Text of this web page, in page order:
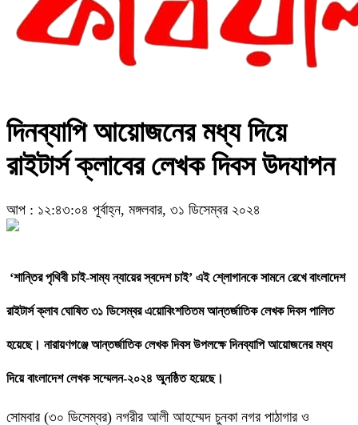
দিনব্যাপি আয়োজনের মধ্য দিয়ে
রাইটার্স ক্লাবের লেখক দিবস উদযাপন
আপ : ১২:৪৩:০৪ পূর্বাহ্ন, মঙ্গলবার, ৩১ ডিসেম্বর ২০২৪
‘শান্তির পৃথিবী চাই-সাম্য ন্যায়ের স্বদেশ চাই’ এই শ্লোগানকে সামনে রেখে বাংলাদেশ
রাইটার্স ক্লাব ঘোষিত ৩১ ডিসেম্বর এয়োবিংশতিতম আন্তর্জাতিক লেখক দিবস পালিত
হয়েছে। নারায়ণগঞ্জে আন্তর্জাতিক লেখক দিবস উপলক্ষে দিনব্যাপি আয়োজনের মধ্য
দিয়ে বাংলাদেশ লেখক সম্মেলন-২০২৪ অুনষ্ঠিত হয়েছে।
সোমবার (৩০ ডিসেম্বর) নগরীর আলী আহম্মেদ চুনকা নগর পাঠাগার ও